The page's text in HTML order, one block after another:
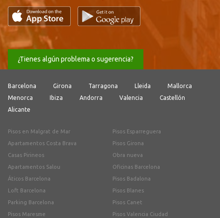
¿Tienes algún problema o sugerencia?
Barcelona Girona Tarragona Lleida
Mallorca
Menorca
Ibiza Andorra Valencia
Castellón
Alicante
Pisos en Malgrat de Mar
Apartamentos Costa Brava
Casas Pirineos
Apartamentos Salou
Áticos Barcelona
Loft Barcelona
Parking Barcelona
Pisos Maresme
Pisos Esparreguera
Pisos Girona
Obra nueva
Oficinas Barcelona
Pisos Badalona
Pisos Blanes
Pisos Canet
Pisos Valencia Ciudad